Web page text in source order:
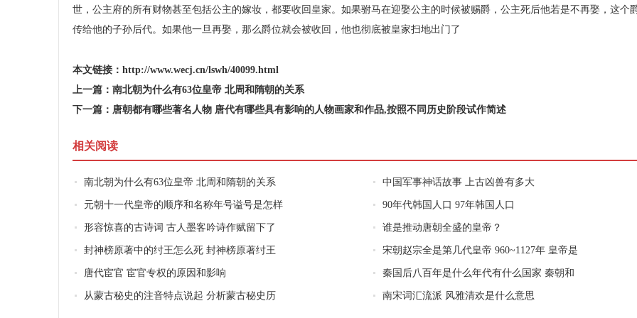
世，公主府的所有财物甚至包括公主的嫁妆，都要收回皇家。如果驸马在迎娶公主的时候被赐爵，公主死后他若是不再娶，这个
传给他的子孙后代。如果他一旦再娶，那么爵位就会被收回，他也彻底被皇家扫地出门了
本文链接： http://www.wecj.cn/lswh/40099.html
上一篇： 南北朝为什么有63位皇帝 北周和隋朝的关系
下一篇： 唐朝都有哪些著名人物 唐代有哪些具有影响的人物画家和作品,按照不同历史阶段试作简述
相关阅读
南北朝为什么有63位皇帝 北周和隋朝的关系 中国军事神话故事 上古凶兽有多大
元朝十一代皇帝的顺序和名称年号谥号是怎样 90年代韩国人口 97年韩国人口
形容惊喜的古诗词 古人墨客吟诗作赋留下了 谁是推动唐朝全盛的皇帝？
封神榜原著中的纣王怎么死 封神榜原著纣王 宋朝赵宗全是第几代皇帝 960~1127年 皇帝是
唐代宦官 宦官专权的原因和影响 秦国后八百年是什么年代有什么国家 秦朝和
从蒙古秘史的注音特点说起 分析蒙古秘史历 南宋词汇流派 风雅清欢是什么意思